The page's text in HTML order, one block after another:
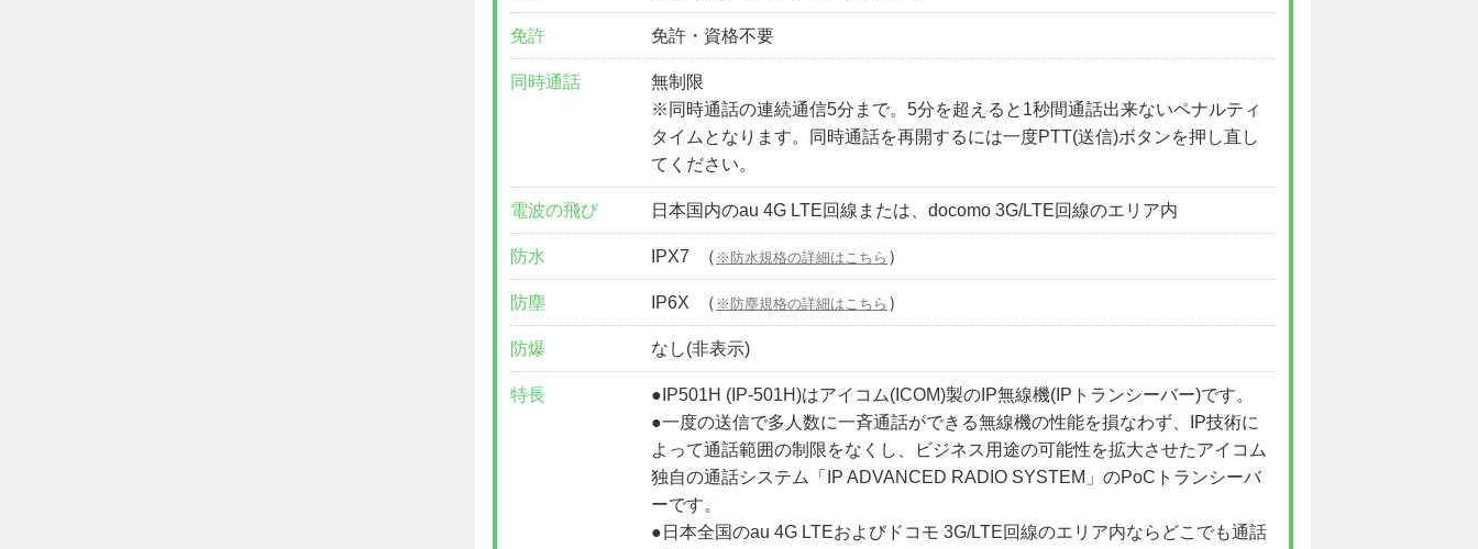
免許 免許・資格不要
同時通話
無制限
※同時通話の連続通信5分まで。5分を超えると1秒間通話出来ないペナルティ
タイムとなります。同時通話を再開するには一度PTT(送信)ボタンを押し直し
てください。
電波の飛び 日本国内のau 4G LTE回線または、docomo 3G/LTE回線のエリア内
防水 IPX7 （ ※防水規格の詳細はこちら ）
防塵 IP6X （ ※防塵規格の詳細はこちら ）
防爆 なし(非表示)
特長
●IP501H (IP-501H)はアイコム(ICOM)製のIP無線機(IPトランシーバー)です。
●一度の送信で多人数に一斉通話ができる無線機の性能を損なわず、IP技術に
よって通話範囲の制限をなくし、ビジネス用途の可能性を拡大させたアイコム
独自の通話システム「IP ADVANCED RADIO SYSTEM」のPoCトランシーバ
ーです。
●日本全国のau 4G LTEおよびドコモ 3G/LTE回線のエリア内ならどこでも通話